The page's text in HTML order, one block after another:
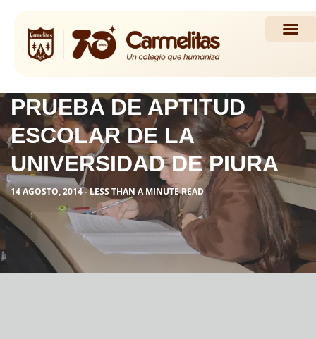
PRUEBA DE APTITUD
ESCOLAR DE LA
UNIVERSIDAD DE PIURA
14 AGOSTO, 2014 - LESS THAN A MINUTE READ